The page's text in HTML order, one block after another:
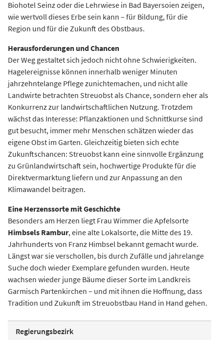
Biohotel Seinz oder die Lehrwiese in Bad Bayersoien zeigen,
wie wertvoll dieses Erbe sein kann – für Bildung, für die
Region und für die Zukunft des Obstbaus.
Herausforderungen und Chancen
Der Weg gestaltet sich jedoch nicht ohne Schwierigkeiten.
Hagelereignisse können innerhalb weniger Minuten
jahrzehntelange Pflege zunichtemachen, und nicht alle
Landwirte betrachten Streuobst als Chance, sondern eher als
Konkurrenz zur landwirtschaftlichen Nutzung. Trotzdem
wächst das Interesse: Pflanzaktionen und Schnittkurse sind
gut besucht, immer mehr Menschen schätzen wieder das
eigene Obst im Garten. Gleichzeitig bieten sich echte
Zukunftschancen: Streuobst kann eine sinnvolle Ergänzung
zu Grünlandwirtschaft sein, hochwertige Produkte für die
Direktvermarktung liefern und zur Anpassung an den
Klimawandel beitragen.
Eine Herzenssorte mit Geschichte
Besonders am Herzen liegt Frau Wimmer die Apfelsorte
Himbsels Rambur, eine alte Lokalsorte, die Mitte des 19.
Jahrhunderts von Franz Himbsel bekannt gemacht wurde.
Längst war sie verschollen, bis durch Zufälle und jahrelange
Suche doch wieder Exemplare gefunden wurden. Heute
wachsen wieder junge Bäume dieser Sorte im Landkreis
Garmisch Partenkirchen – und mit ihnen die Hoffnung, dass
Tradition und Zukunft im Streuobstbau Hand in Hand gehen.
Regierungsbezirk